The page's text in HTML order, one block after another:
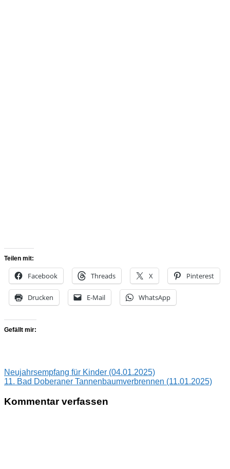
Teilen mit:
Facebook Threads X Pinterest
Drucken E-Mail WhatsApp
Gefällt mir:
Beitragsnavigation
Vorheriger
Beitrag:
Neujahrsempfang für Kinder (04.01.2025)
Nächster
11. Bad Doberaner Tannenbaumverbrennen (11.01.2025)
Kommentar verfassen